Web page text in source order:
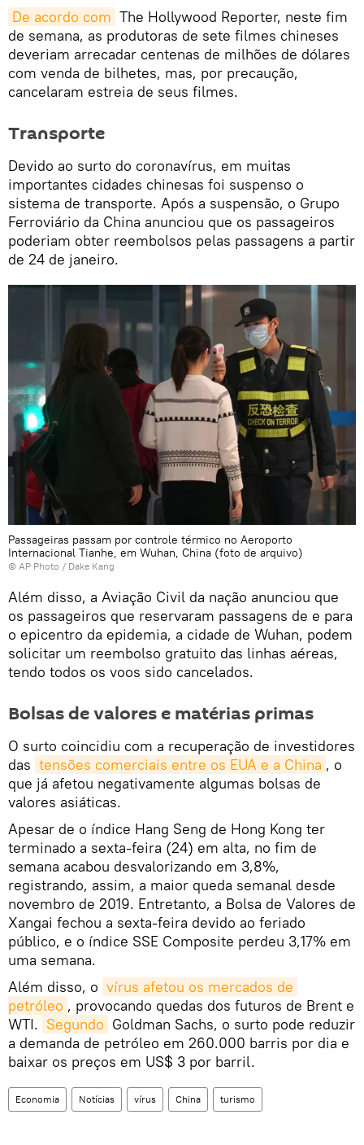
De acordo com The Hollywood Reporter, neste fim
de semana, as produtoras de sete filmes chineses
deveriam arrecadar centenas de milhões de dólares
com venda de bilhetes, mas, por precaução,
cancelaram estreia de seus filmes.
Transporte
Devido ao surto do coronavírus, em muitas
importantes cidades chinesas foi suspenso o
sistema de transporte. Após a suspensão, o Grupo
Ferroviário da China anunciou que os passageiros
poderiam obter reembolsos pelas passagens a partir
de 24 de janeiro.
Passageiras passam por controle térmico no Aeroporto
Internacional Tianhe, em Wuhan, China (foto de arquivo)
© AP Photo / Dake Kang
Além disso, a Aviação Civil da nação anunciou que
os passageiros que reservaram passagens de e para
o epicentro da epidemia, a cidade de Wuhan, podem
solicitar um reembolso gratuito das linhas aéreas,
tendo todos os voos sido cancelados.
Bolsas de valores e matérias primas
O surto coincidiu com a recuperação de investidores
das tensões comerciais entre os EUA e a China , o
que já afetou negativamente algumas bolsas de
valores asiáticas.
Apesar de o índice Hang Seng de Hong Kong ter
terminado a sexta-feira (24) em alta, no fim de
semana acabou desvalorizando em 3,8%,
registrando, assim, a maior queda semanal desde
novembro de 2019. Entretanto, a Bolsa de Valores de
Xangai fechou a sexta-feira devido ao feriado
público, e o índice SSE Composite perdeu 3,17% em
uma semana.
Além disso, o vírus afetou os mercados de
petróleo , provocando quedas dos futuros de Brent e
WTI. Segundo Goldman Sachs, o surto pode reduzir
a demanda de petróleo em 260.000 barris por dia e
baixar os preços em US$ 3 por barril.
Economia Notícias vírus China turismo